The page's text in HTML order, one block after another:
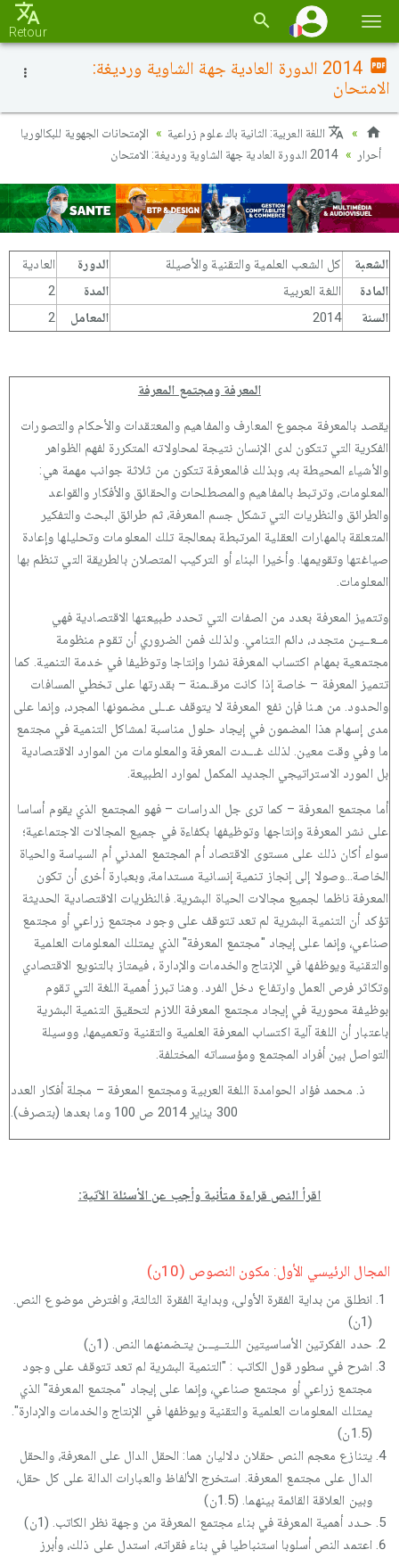
la
Retour
2014 الدورة العادية جهة الشاوية ورديغة:
الامتحان
اللغة العربية: الثانية باك علوم زراعية
الإمتحانات الجهوية للبكالوريا
أحرار
2014 الدورة العادية جهة الشاوية ورديغة: الامتحان
الشعبة كل الشعب العلمية والتقنية والأصيلة الدورة
العادية
المادة
اللغة العربية المدة
2
السنة
2014 المعامل 2
المعرفة ومجتمع المعرفة
يقصد بالمعرفة مجموع المعارف والمفاهيم والمعتقدات والأحكام والتصورات
الفكرية التي تتكون لدى الإنسان نتيجة لمحاولاته المتكررة لفهم الظواهر
والأشياء المحيطة به، وبذلك فالمعرفة تتكون من ثلاثة جوانب مهمة هي:
المعلومات، وترتبط بالمفاهيم والمصطلحات والحقائق والأفكار والقواعد
والطرائق والنظريات التي تشكل جسم المعرفة، ثم طرائق البحث والتفكير
المتعلقة بالمهارات العقلية المرتبطة بمعالجة تلك المعلومات وتحليلها وإعادة
صياغتها وتقويمها. وأخيرا البناء أو التركيب المتصلان بالطريقة التي تنظم بها
المعلومات.
وتتميز المعرفة بعدد من الصفات التي تحدد طبيعتها الاقتصادية فهي
مــعــيـن متجدد، دائم التنامي. ولذلك فمن الضروري أن تقوم منظومة
مجتمعية بمهام اكتساب المعرفة نشرا وإنتاجا وتوظيفا في خدمة التنمية. كما
تتميز المعرفة – خاصة إذا كانت مرقــمنة – بقدرتها على تخطي المسافات
والحدود. من هـنا فإن نفع المعرفة لا يتوقف عــلى مضمونها المجرد، وإنما على
مدى إسهام هذا المضمون في إيجاد حلول مناسبة لمشاكل التنمية في مجتمع
ما وفي وقت معين. لذلك غـــدت المعرفة والمعلومات من الموارد الاقتصادية
بل المورد الاستراتيجي الجديد المكمل لموارد الطبيعة.
أما مجتمع المعرفة – كما ترى جل الدراسات – فهو المجتمع الذي يقوم أساسا
على نشر المعرفة وإنتاجها وتوظيفها بكفاءة في جميع المجالات الاجتماعية؛
سواء أكان ذلك على مستوى الاقتصاد أم المجتمع المدني أم السياسة والحياة
الخاصة...وصولا إلى إنجاز تنمية إنسانية مستدامة، وبعبارة أخرى أن تكون
المعرفة ناظما لجميع مجالات الحياة البشرية. فالنظريات الاقتصادية الحديثة
تؤكد أن التنمية البشرية لم تعد تتوقف على وجود مجتمع زراعي أو مجتمع
صناعي، وإنما على إيجاد "مجتمع المعرفة" الذي يمتلك المعلومات العلمية
والتقنية ويوظفها في الإنتاج والخدمات والإدارة ، فيمتاز بالتنويع الاقتصادي
وتكاثر فرص العمل وارتفاع دخل الفرد. وهنا تبرز أهمية اللغة التي تقوم
بوظيفة محورية في إيجاد مجتمع المعرفة اللازم لتحقيق التنمية البشرية
باعتبار أن اللغة آلية اكتساب المعرفة العلمية والتقنية وتعميمها، ووسيلة
التواصل بين أفراد المجتمع ومؤسساته المختلفة.
ذ. محمد فؤاد الحوامدة اللغة العربية ومجتمع المعرفة – مجلة أفكار العدد
300 يناير 2014 ص 100 وما بعدها (بتصرف).
اقرأ النص قراءة متأنية وأجب عن الأسئلة الآتية:
المجال الرئيسي الأول: مكون النصوص (10ن)
انطلق من بداية الفقرة الأولى، وبداية الفقرة الثالثة، وافترض موضوع النص.
(1ن)
حدد الفكرتين الأساسيتين اللـتــيـــن يتـضمنهما النص. (1ن)
اشرح في سطور قول الكاتب : "التنمية البشرية لم تعد تتوقف على وجود
مجتمع زراعي أو مجتمع صناعي، وإنما على إيجاد "مجتمع المعرفة" الذي
يمتلك المعلومات العلمية والتقنية ويوظفها في الإنتاج والخدمات والإدارة".
(1.5ن)
يتنازع معجم النص حقلان دلاليان هما: الحقل الدال على المعرفة، والحقل
الدال على مجتمع المعرفة. استخرج الألفاظ والعبارات الدالة على كل حقل،
وبين العلاقة القائمة بينهما. (1.5ن)
حـدد أهمية المعرفة في بناء مجتمع المعرفة من وجهة نظر الكاتب. (1ن)
اعتمد النص أسلوبا استنباطيا في بناء فقراته، استدل على ذلك، وأبرز